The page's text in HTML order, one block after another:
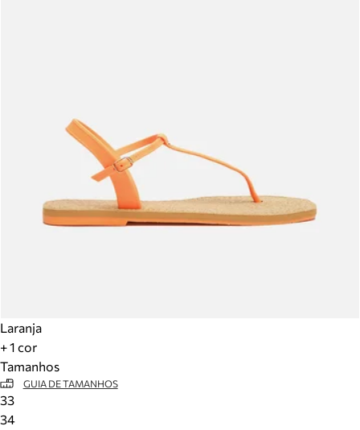
Laranja
+ 1 cor
Tamanhos
GUIA DE TAMANHOS
33
34